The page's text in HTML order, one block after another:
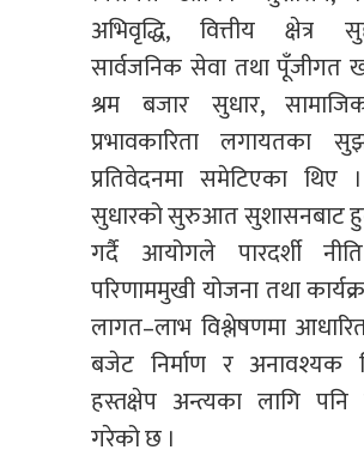
अभिवृद्धि, वित्तीय क्षेत्र
सार्वजनिक सेवा तथा पूँजीगत
श्रम बजार सुधार,
प्रभावकारिता लगायतका
प्रतिवेदनमा समेटिएका थिए ।
सुधारको सुरुआत सुशासनबाट
गर्दै आयोगले पारदर्शी
परिणाममुखी योजना तथा
लागत–लाभ विश्लेषणमा
बजेट निर्माण र अनावश्यक
हस्तक्षेप अन्त्यका लागि पनि
गरेको छ ।